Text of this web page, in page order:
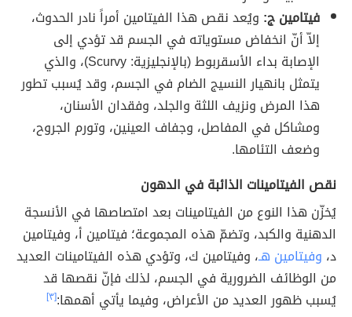
فيتامين ج: ويُعد نقص هذا الفيتامين أمراً نادر الحدوث،
إلاّ أنّ انخفاض مستوياته في الجسم قد تؤدي إلى
الإصابة بداء الأسقربوط (بالإنجليزية: Scurvy)، والذي
يتمثل بانهيار النسيج الضام في الجسم، وقد يُسبب تطور
هذا المرض ونزيف اللثة والجلد، وفقدان الأسنان،
ومشاكل في المفاصل، وجفاف العينين، وتورم الجروح،
وضعف التئامها.
نقص الفيتامينات الذائبة في الدهون
يُخزّن هذا النوع من الفيتامينات بعد امتصاصها في الأنسجة
الدهنية والكبد، وتضمّ هذه المجموعة؛ فيتامين أ، وفيتامين
د، وفيتامين هـ، وفيتامين ك، وتؤدي هذه الفيتامينات العديد
من الوظائف الضرورية في الجسم، لذلك فإنّ نقصها قد
يُسبب ظهور العديد من الأعراض، وفيما يأتي أهمها:[٣]